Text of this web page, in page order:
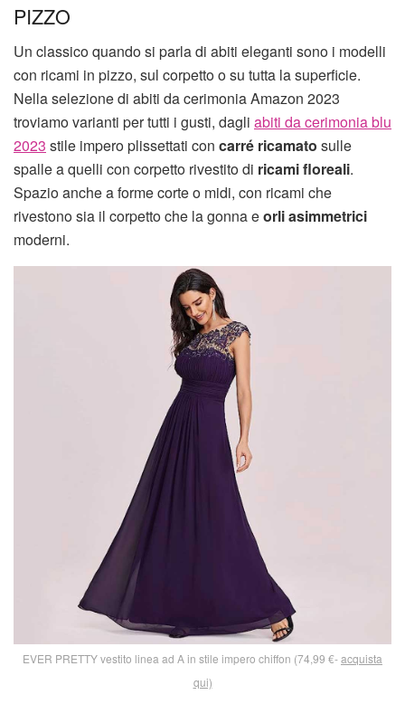
PIZZO
Un classico quando si parla di abiti eleganti sono i modelli
con ricami in pizzo, sul corpetto o su tutta la superficie.
Nella selezione di abiti da cerimonia Amazon 2023
troviamo varianti per tutti i gusti, dagli abiti da cerimonia blu
2023 stile impero plissettati con carré ricamato sulle
spalle a quelli con corpetto rivestito di ricami floreali.
Spazio anche a forme corte o midi, con ricami che
rivestono sia il corpetto che la gonna eorli asimmetrici
moderni.
EVER PRETTY vestito linea ad A in stile impero chiffon (74,99 €-acquista
qui)